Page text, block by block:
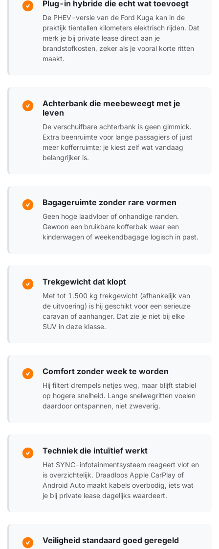
Plug-in hybride die echt wat toevoegt
De PHEV-versie van de Ford Kuga kan in de
praktijk tientallen kilometers elektrisch rijden. Dat
merk je bij private lease direct aan je
brandstofkosten, zeker als je vooral korte ritten
maakt.
Achterbank die meebeweegt met je
leven
De verschuifbare achterbank is geen gimmick.
Extra beenruimte voor lange passagiers of juist
meer kofferruimte; je kiest zelf wat vandaag
belangrijker is.
Bagageruimte zonder rare vormen
Geen hoge laadvloer of onhandige randen.
Gewoon een bruikbare kofferbak waar een
kinderwagen of weekendbagage logisch in past.
Trekgewicht dat klopt
Met tot 1.500 kg trekgewicht (afhankelijk van
de uitvoering) is hij geschikt voor een serieuze
caravan of aanhanger. Dat zie je niet bij elke
SUV in deze klasse.
Comfort zonder week te worden
Hij filtert drempels netjes weg, maar blijft stabiel
op hogere snelheid. Lange snelwegritten voelen
daardoor ontspannen, niet zweverig.
Techniek die intuïtief werkt
Het SYNC-infotainmentsysteem reageert vlot en
is overzichtelijk. Draadloos Apple CarPlay of
Android Auto maakt kabels overbodig, iets wat
je bij private lease dagelijks waardeert.
Veiligheid standaard goed geregeld